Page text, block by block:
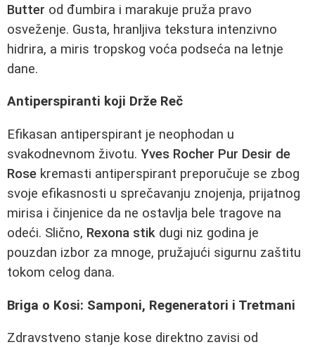
Butter od đumbira i marakuje pruža pravo
osveženje. Gusta, hranljiva tekstura intenzivno
hidrira, a miris tropskog voća podseća na letnje
dane.
Antiperspiranti koji Drže Reč
Efikasan antiperspirant je neophodan u
svakodnevnom životu. Yves Rocher Pur Desir de
Rose kremasti antiperspirant preporučuje se zbog
svoje efikasnosti u sprečavanju znojenja, prijatnog
mirisa i činjenice da ne ostavlja bele tragove na
odeći. Slično, Rexona stik dugi niz godina je
pouzdan izbor za mnoge, pružajući sigurnu zaštitu
tokom celog dana.
Briga o Kosi: Samponi, Regeneratori i Tretmani
Zdravstveno stanje kose direktno zavisi od